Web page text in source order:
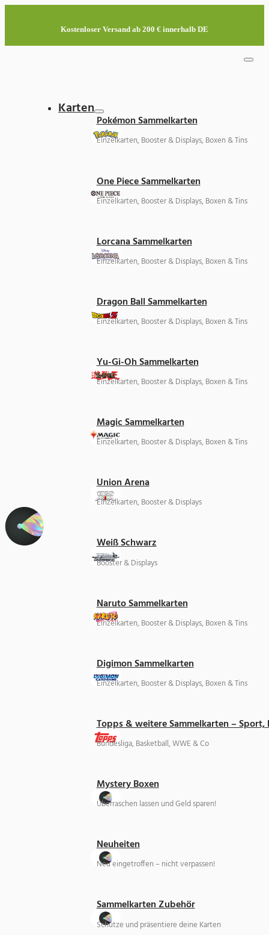
Kostenloser Versand ab 200 € innerhalb DE
Karten
Pokémon Sammelkarten
Einzelkarten, Booster & Displays, Boxen & Tins
One Piece Sammelkarten
Einzelkarten, Booster & Displays, Boxen & Tins
Lorcana Sammelkarten
Einzelkarten, Booster & Displays, Boxen & Tins
Dragon Ball Sammelkarten
Einzelkarten, Booster & Displays, Boxen & Tins
Yu-Gi-Oh Sammelkarten
Einzelkarten, Booster & Displays, Boxen & Tins
Magic Sammelkarten
Einzelkarten, Booster & Displays, Boxen & Tins
Union Arena
Einzelkarten, Booster & Displays
Weiß Schwarz
Booster & Displays
Naruto Sammelkarten
Einzelkarten, Booster & Displays, Boxen & Tins
Digimon Sammelkarten
Einzelkarten, Booster & Displays, Boxen & Tins
Topps & weitere Sammelkarten –
Bundesliga, Basketball, WWE & Co
Mystery Boxen
Überraschen lassen und Geld sparen!
Neuheiten
Neu eingetroffen – nicht verpassen!
Sammelkarten Zubehör
Schütze und präsentiere deine Karten